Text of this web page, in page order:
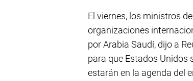
El viernes, los ministros
organizaciones
por Arabia Saudí, dijo a
para que Estados Unidos
estarán en la agenda del